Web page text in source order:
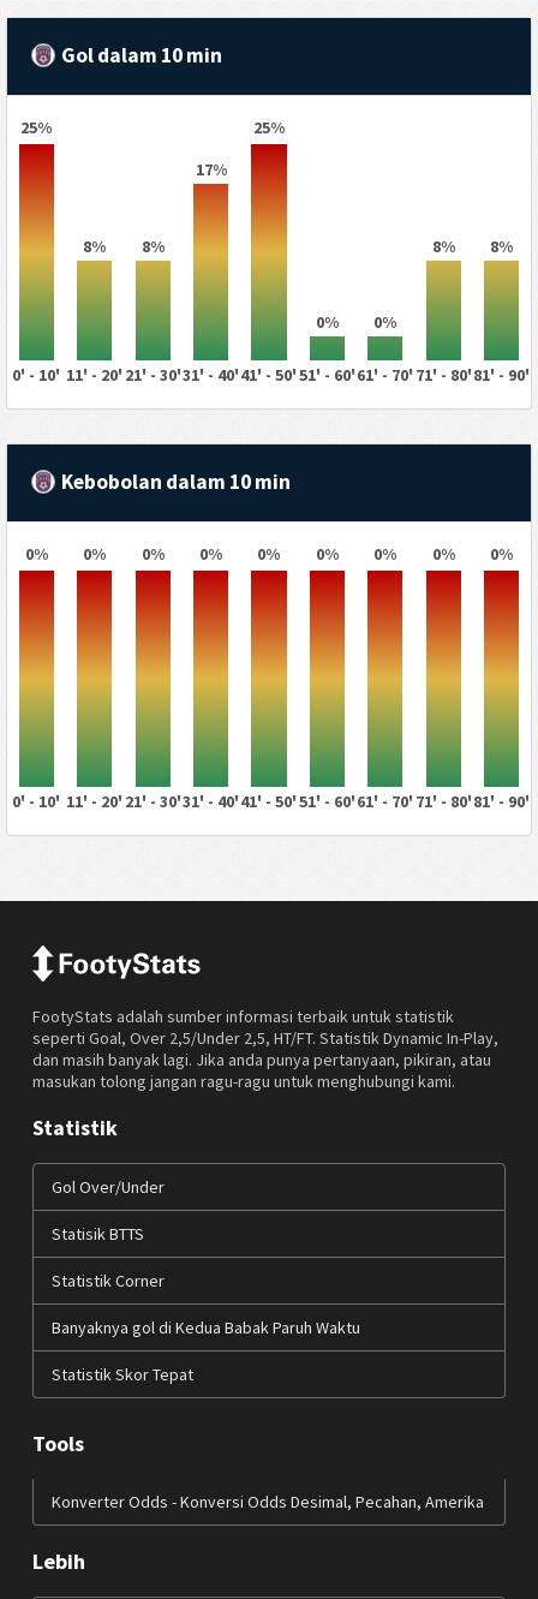
Gol dalam 10 min
25%
8% 8%
17%
25%
0% 0%
8% 8%
0' - 10' 11' - 20' 21' - 30'31' - 40'41' - 50'51' - 60'61' - 70' 71' - 80'81' - 90'
Kebobolan dalam 10 min
0% 0% 0% 0% 0% 0% 0% 0% 0%
0' - 10' 11' - 20' 21' - 30'31' - 40'41' - 50'51' - 60'61' - 70' 71' - 80'81' - 90'
FootyStats adalah sumber informasi terbaik untuk statistik
seperti Goal, Over 2,5/Under 2,5, HT/FT. Statistik Dynamic In-Play,
dan masih banyak lagi. Jika anda punya pertanyaan, pikiran, atau
masukan tolong jangan ragu-ragu untuk menghubungi kami.
Statistik
Gol Over/Under
Statisik BTTS
Statistik Corner
Banyaknya gol di Kedua Babak Paruh Waktu
Statistik Skor Tepat
Tools
Konverter Odds - Konversi Odds Desimal, Pecahan, Amerika
Lebih